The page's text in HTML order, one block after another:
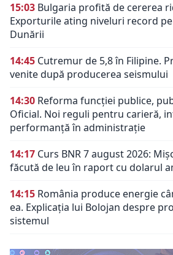
15:03 Bulgaria profită de cererea
Exporturile ating niveluri record
Dunării
14:45 Cutremur de 5,8 în Filipine.
venite după producerea seismului
14:30 Reforma funcției publice,
Oficial. Noi reguli pentru carieră,
performanță în administrație
14:17 Curs BNR 7 august 2026:
făcută de leu în raport cu dolarul
14:15 România produce energie
ea. Explicația lui Bolojan despre
sistemul